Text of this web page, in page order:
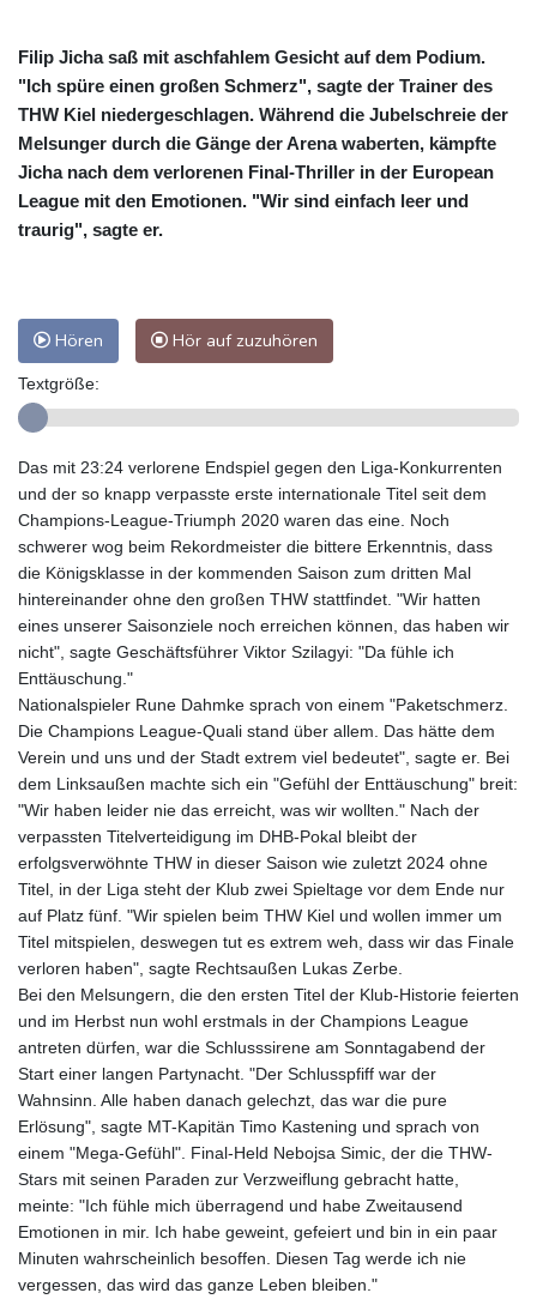
Filip Jicha saß mit aschfahlem Gesicht auf dem Podium.
"Ich spüre einen großen Schmerz", sagte der Trainer des
THW Kiel niedergeschlagen. Während die Jubelschreie der
Melsunger durch die Gänge der Arena waberten, kämpfte
Jicha nach dem verlorenen Final-Thriller in der European
League mit den Emotionen. "Wir sind einfach leer und
traurig", sagte er.
Hören Hör auf zuzuhören
Textgröße:
Das mit 23:24 verlorene Endspiel gegen den Liga-Konkurrenten
und der so knapp verpasste erste internationale Titel seit dem
Champions-League-Triumph 2020 waren das eine. Noch
schwerer wog beim Rekordmeister die bittere Erkenntnis, dass
die Königsklasse in der kommenden Saison zum dritten Mal
hintereinander ohne den großen THW stattfindet. "Wir hatten
eines unserer Saisonziele noch erreichen können, das haben wir
nicht", sagte Geschäftsführer Viktor Szilagyi: "Da fühle ich
Enttäuschung."
Nationalspieler Rune Dahmke sprach von einem "Paketschmerz.
Die Champions League-Quali stand über allem. Das hätte dem
Verein und uns und der Stadt extrem viel bedeutet", sagte er. Bei
dem Linksaußen machte sich ein "Gefühl der Enttäuschung" breit:
"Wir haben leider nie das erreicht, was wir wollten." Nach der
verpassten Titelverteidigung im DHB-Pokal bleibt der
erfolgsverwöhnte THW in dieser Saison wie zuletzt 2024 ohne
Titel, in der Liga steht der Klub zwei Spieltage vor dem Ende nur
auf Platz fünf. "Wir spielen beim THW Kiel und wollen immer um
Titel mitspielen, deswegen tut es extrem weh, dass wir das Finale
verloren haben", sagte Rechtsaußen Lukas Zerbe.
Bei den Melsungern, die den ersten Titel der Klub-Historie feierten
und im Herbst nun wohl erstmals in der Champions League
antreten dürfen, war die Schlusssirene am Sonntagabend der
Start einer langen Partynacht. "Der Schlusspfiff war der
Wahnsinn. Alle haben danach gelechzt, das war die pure
Erlösung", sagte MT-Kapitän Timo Kastening und sprach von
einem "Mega-Gefühl". Final-Held Nebojsa Simic, der die THW-
Stars mit seinen Paraden zur Verzweiflung gebracht hatte,
meinte: "Ich fühle mich überragend und habe Zweitausend
Emotionen in mir. Ich habe geweint, gefeiert und bin in ein paar
Minuten wahrscheinlich besoffen. Diesen Tag werde ich nie
vergessen, das wird das ganze Leben bleiben."